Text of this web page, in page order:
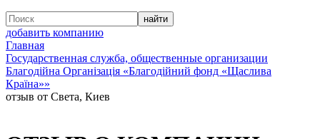
добавить компанию
Главная
Государственная служба, общественные организации
Благодійна Організація «Благодійний фонд «Щаслива
Країна»»
отзыв от Света, Киев